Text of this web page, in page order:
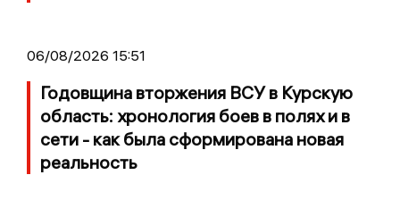
06/08/2026 15:51
Годовщина вторжения ВСУ в Курскую
область: хронология боев в полях и в
сети - как была сформирована новая
реальность